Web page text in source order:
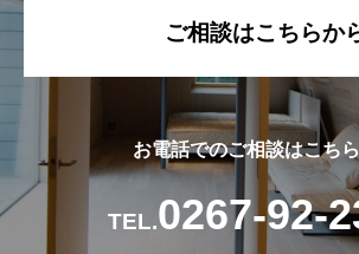
ご相談はこちらか
お電話でのご相談はこち
TEL.0267-92-